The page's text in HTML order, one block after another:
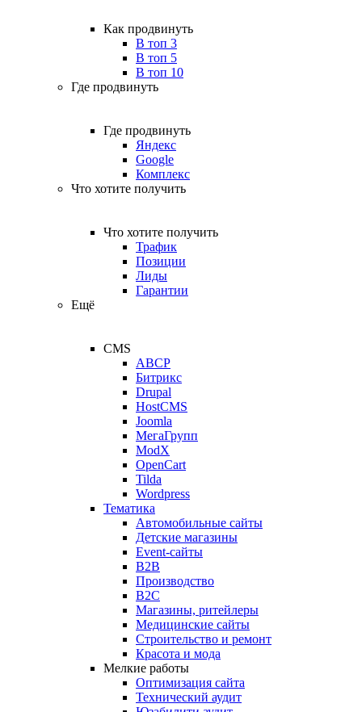
Как продвинуть
В топ 3
В топ 5
В топ 10
Где продвинуть
Где продвинуть
Яндекс
Google
Комплекс
Что хотите получить
Что хотите получить
Трафик
Позиции
Лиды
Гарантии
Ещё
CMS
ABCP
Битрикс
Drupal
HostCMS
Joomla
МегаГрупп
ModX
OpenCart
Tilda
Wordpress
Тематика
Автомобильные сайты
Детские магазины
Event-сайты
B2B
Производство
B2C
Магазины, ритейлеры
Медицинские сайты
Строительство и ремонт
Красота и мода
Мелкие работы
Оптимизация сайта
Технический аудит